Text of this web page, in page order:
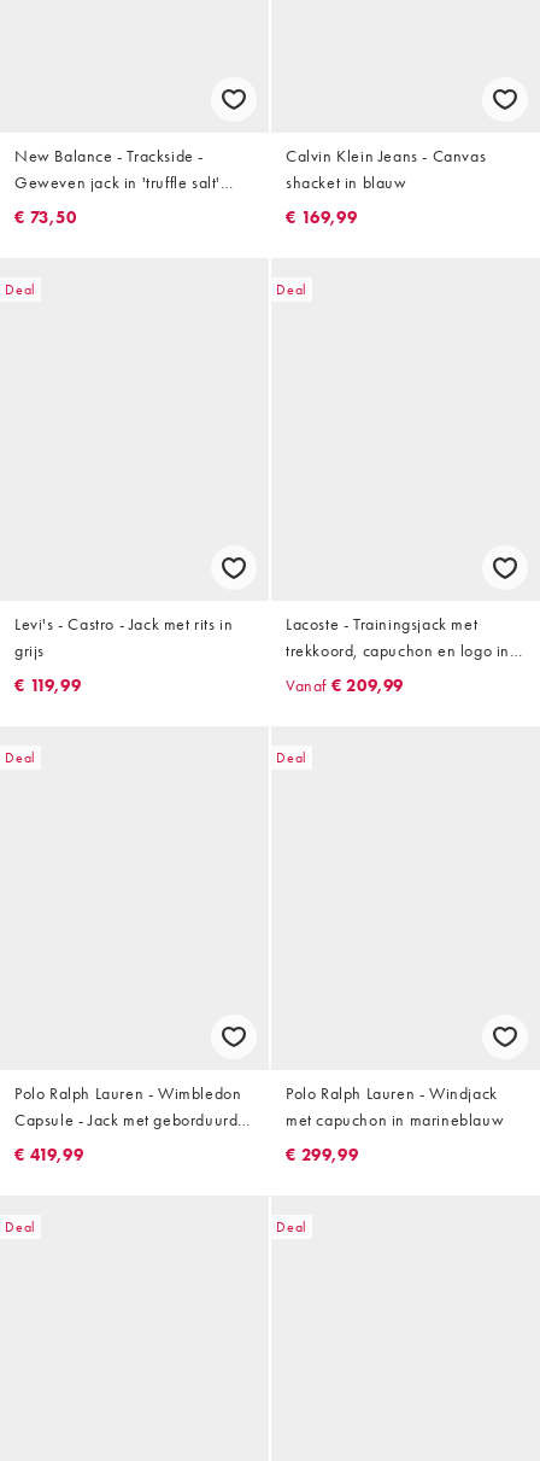
New Balance - Trackside -
Geweven jack in 'truffle salt'
grijs
€ 73,50
Calvin Klein Jeans - Canvas
shacket in blauw
€ 169,99
Deal
Levi's - Castro - Jack met rits in
grijs
€ 119,99
Deal
Lacoste - Trainingsjack met
trekkoord, capuchon en logo in
bruin
Vanaf € 209,99
Deal
Polo Ralph Lauren - Wimbledon
Capsule - Jack met geborduurd
geschreven logo op de
€ 419,99
Deal
Polo Ralph Lauren - Windjack
met capuchon in marineblauw
€ 299,99
Deal Deal